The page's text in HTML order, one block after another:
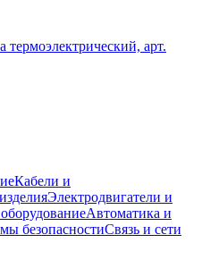
арт.
Кабели и
Электродвигатели и
Автоматика и
безопасностиСвязь и сети